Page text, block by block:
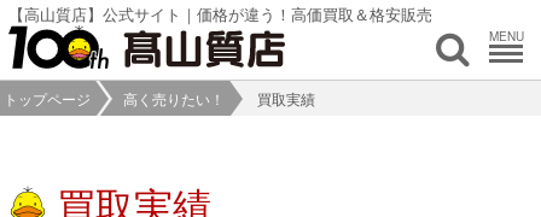
【高山質店】公式サイト｜価格が違う！高価買取＆格安販売
MENU
トップページ 高く売りたい！ 買取実績
買取実績